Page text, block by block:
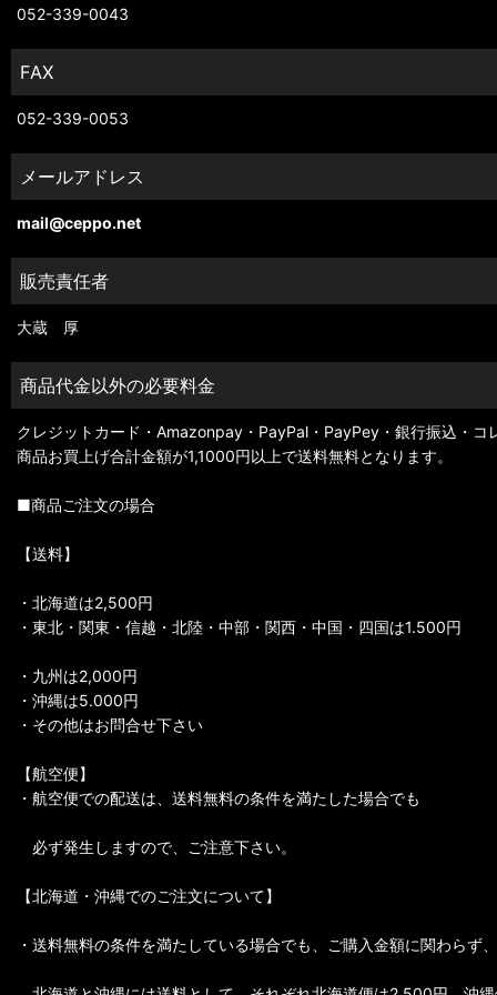
052-339-0043
FAX
052-339-0053
メールアドレス
mail@ceppo.net
販売責任者
大蔵 厚
商品代金以外の必要料金
クレジットカード・Amazonpay・PayPal・PayPey・銀行振込・コ
商品お買上げ合計金額が1,1000円以上で送料無料となります。
■商品ご注文の場合
【送料】
・北海道は2,500円
・東北・関東・信越・北陸・中部・関西・中国・四国は1.500円
・九州は2,000円
・沖縄は5.000円
・その他はお問合せ下さい
【航空便】
・航空便での配送は、送料無料の条件を満たした場合でも
必ず発生しますので、ご注意下さい。
【北海道・沖縄でのご注文について】
・送料無料の条件を満たしている場合でも、ご購入金額に関わらず、